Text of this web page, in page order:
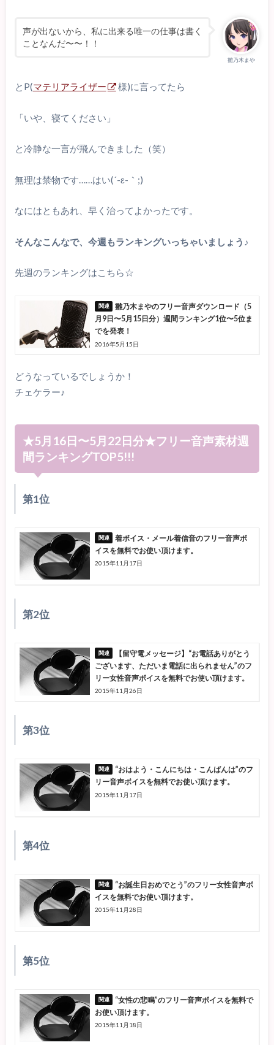
雛乃木まや
声が出ないから、私に出来る唯一の仕事は書く
ことなんだ〜〜！！
とP(マテリアライザー 様)に言ってたら
「いや、寝てください」
と冷静な一言が飛んできました（笑）
無理は禁物です……はい(´-ε-｀;)
なにはともあれ、早く治ってよかったです。
そんなこんなで、今週もランキングいっちゃいましょう♪
先週のランキングはこちら☆
雛乃木まやのフリー音声ダウンロード（5
月9日〜5月15日分）週間ランキング1位〜5位ま
でを発表！
2016年5月15日
どうなっているでしょうか！
チェケラー♪
★5月16日〜5月22日分★フリー音声素材週
間ランキングTOP5!!!
第1位
着ボイス・メール着信音のフリー音声ボ
イスを無料でお使い頂けます。
2015年11月17日
第2位
【留守電メッセージ】“お電話ありがとう
ございます、ただいま電話に出られません”のフ
リー女性音声ボイスを無料でお使い頂けます。
2015年11月26日
第3位
“おはよう・こんにちは・こんばんは”のフ
リー音声ボイスを無料でお使い頂けます。
2015年11月17日
第4位
“お誕生日おめでとう”のフリー女性音声ボ
イスを無料でお使い頂けます。
2015年11月28日
第5位
“女性の悲鳴”のフリー音声ボイスを無料で
お使い頂けます。
2015年11月18日